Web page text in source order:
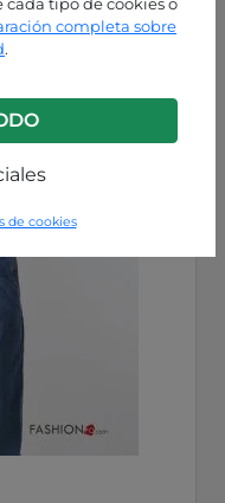
completa sobre
.
de cookies